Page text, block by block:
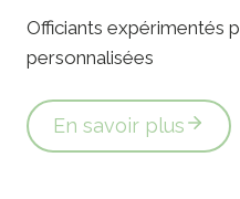
Officiants expérimentés
personnalisées
En savoir plus